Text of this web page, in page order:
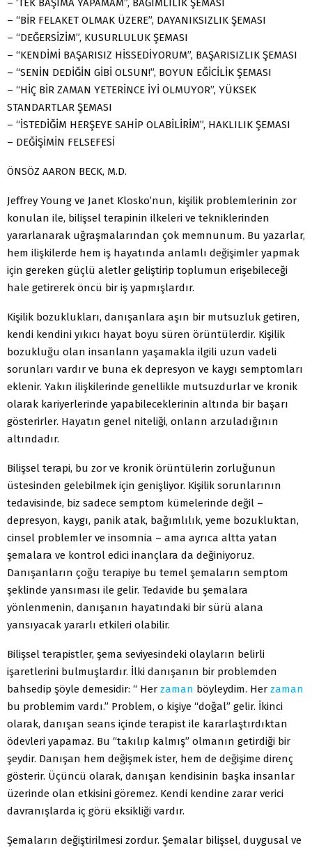
– ‘TEK BAŞIMA YAPAMAM”, BAĞIMLILIK ŞEMASI
– “BİR FELAKET OLMAK ÜZERE”, DAYANIKSIZLIK ŞEMASI
– “DEĞERSİZİM”, KUSURLULUK ŞEMASI
– “KENDİMİ BAŞARISIZ HİSSEDİYORUM”, BAŞARISIZLIK ŞEMASI
– “SENİN DEDİĞİN GİBİ OLSUN!”, BOYUN EĞİCİLİK ŞEMASI
– “HİÇ BİR ZAMAN YETERİNCE İYİ OLMUYOR”, YÜKSEK
STANDARTLAR ŞEMASI
– “İSTEDİĞİM HERŞEYE SAHİP OLABİLİRİM”, HAKLILIK ŞEMASI
– DEĞİŞİMİN FELSEFESİ
ÖNSÖZ AARON BECK, M.D.
Jeffrey Young ve Janet Klosko’nun, kişilik problemlerinin zor
konulan ile, bilişsel terapinin ilkeleri ve tekniklerinden
yararlanarak uğraşmalarından çok memnunum. Bu yazarlar,
hem ilişkilerde hem iş hayatında anlamlı değişimler yapmak
için gereken güçlü aletler geliştirip toplumun erişebileceği
hale getirerek öncü bir iş yapmışlardır.
Kişilik bozuklukları, danışanlara aşın bir mutsuzluk getiren,
kendi kendini yıkıcı hayat boyu süren örüntülerdir. Kişilik
bozukluğu olan insanlann yaşamakla ilgili uzun vadeli
sorunları vardır ve buna ek depresyon ve kaygı semptomları
eklenir. Yakın ilişkilerinde genellikle mutsuzdurlar ve kronik
olarak kariyerlerinde yapabileceklerinin altında bir başarı
gösterirler. Hayatın genel niteliği, onlann arzuladığının
altındadır.
Bilişsel terapi, bu zor ve kronik örüntülerin zorluğunun
üstesinden gelebilmek için genişliyor. Kişilik sorunlarının
tedavisinde, biz sadece semptom kümelerinde değil –
depresyon, kaygı, panik atak, bağımlılık, yeme bozukluktan,
cinsel problemler ve insomnia – ama ayrıca altta yatan
şemalara ve kontrol edici inançlara da değiniyoruz.
Danışanların çoğu terapiye bu temel şemaların semptom
şeklinde yansıması ile gelir. Tedavide bu şemalara
yönlenmenin, danışanın hayatındaki bir sürü alana
yansıyacak yararlı etkileri olabilir.
Bilişsel terapistler, şema seviyesindeki olayların belirli
işaretlerini bulmuşlardır. İlki danışanın bir problemden
bahsedip şöyle demesidir: “ Her zaman böyleydim. Her zaman
bu problemim vardı.” Problem, o kişiye “doğal” gelir. İkinci
olarak, danışan seans içinde terapist ile kararlaştırdıktan
ödevleri yapamaz. Bu “takılıp kalmış” olmanın getirdiği bir
şeydir. Danışan hem değişmek ister, hem de değişime direnç
gösterir. Üçüncü olarak, danışan kendisinin başka insanlar
üzerinde olan etkisini göremez. Kendi kendine zarar verici
davranışlarda iç görü eksikliği vardır.
Şemaların değiştirilmesi zordur. Şemalar bilişsel, duygusal ve